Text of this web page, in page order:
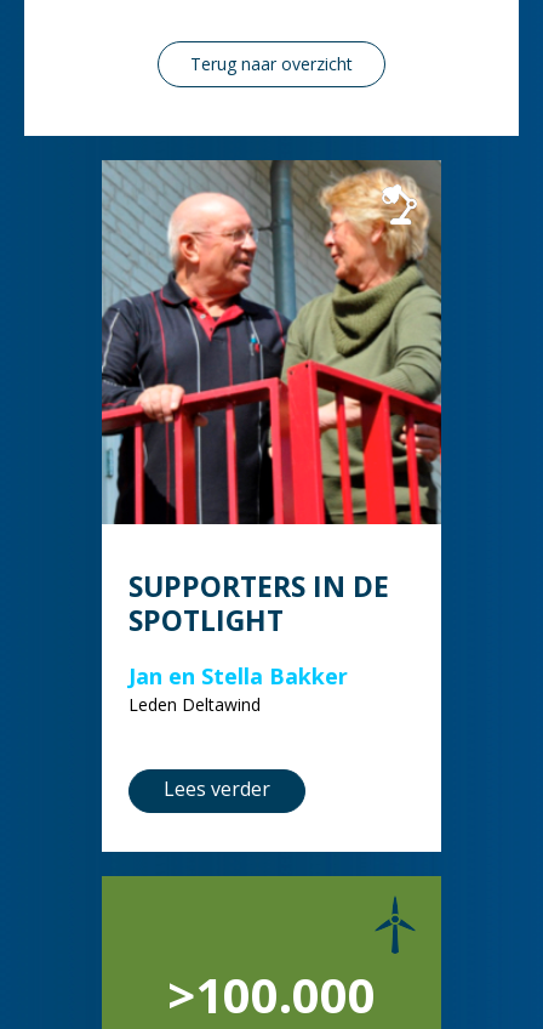
Terug naar overzicht
SUPPORTERS IN DE
SPOTLIGHT
Jan en Stella Bakker
Leden Deltawind
Lees verder
>100.000